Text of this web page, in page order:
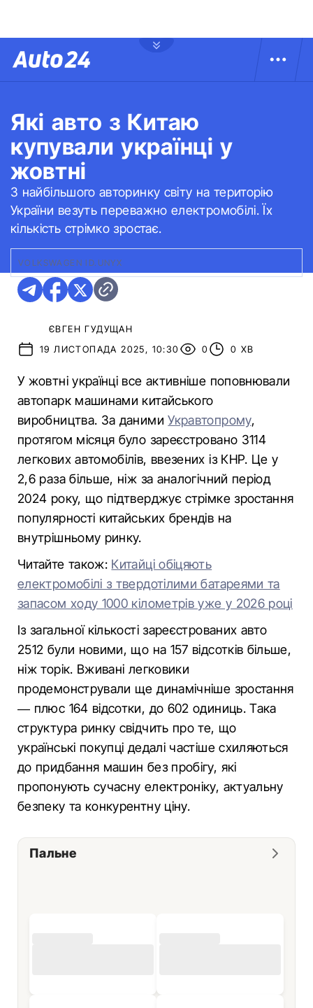
Які авто з Китаю
купували українці у
жовтні
З найбільшого авторинку світу на територію
України везуть переважно електромобілі. Їх
кількість стрімко зростає.
VOLKSWAGEN ID.UNYX
ЄВГЕН ГУДУЩАН
19 ЛИСТОПАДА 2025, 10:30
0 0 ХВ
У жовтні українці все активніше поповнювали
автопарк машинами китайського
виробництва. За данимиУкравтопрому,
протягом місяця було зареєстровано 3114
легкових автомобілів, ввезених із КНР. Це у
2,6 раза більше, ніж за аналогічний період
2024 року, що підтверджує стрімке зростання
популярності китайських брендів на
внутрішньому ринку.
Читайте також: Китайці обіцяють
електромобілі з твердотілими батареями та
запасом ходу 1000 кілометрів уже у 2026 році
Із загальної кількості зареєстрованих авто
2512 були новими, що на 157 відсотків більше,
ніж торік. Вживані легковики
продемонстрували ще динамічніше зростання
— плюс 164 відсотки, до 602 одиниць. Така
структура ринку свідчить про те, що
українські покупці дедалі частіше схиляються
до придбання машин без пробігу, які
пропонують сучасну електроніку, актуальну
безпеку та конкурентну ціну.
Пальне